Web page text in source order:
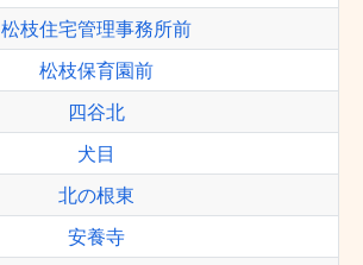
松枝住宅管理事務所前
松枝保育園前
四谷北
犬目
北の根東
安養寺